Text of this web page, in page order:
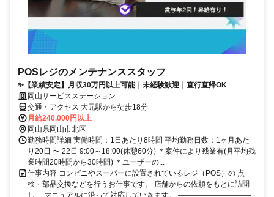
POSレジのメンテナンススタッフ
✨【業績安定】月収30万円以上可能｜未経験歓迎｜直行直帰OK
岡山サービスステーション
交通・アクセス 大元駅から徒歩18分
月給240,000円以上
岡山県岡山市北区
勤務時間詳細 実働時間：1日あたり8時間 平均勤務日数：1ヶ月あた
り20日 〜 22日 9:00～18:00(休憩60分) ＊案件により残業有(月平均残
業時間20時間から30時間) ＊ユーザーの...
仕事内容 コンビニやスーパーに設置されているレジ（POS）の 点
検・部品交換などを行うお仕事です。 店舗からの依頼をもとに訪問